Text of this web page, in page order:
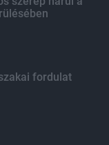
fordulat